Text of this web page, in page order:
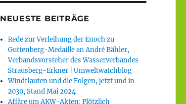
NEUESTE BEITRÄGE
Rede zur Verleihung der Enoch zu
Guttenberg-Medaille an André Bähler,
Verbandsvorsteher des Wasserverbandes
Strausberg-Erkner | Umweltwatchblog
Windflauten und die Folgen, jetzt und in
2030, Stand Mai 2024
Affäre um AKW-Akten: Plötzlich